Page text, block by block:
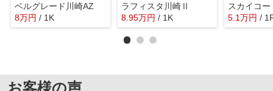
ベルグレード川崎AZ
8万円 / 1K
ラフィスタ川崎Ⅱ
8.95万円 / 1K
スカイコ
5.1万円 /